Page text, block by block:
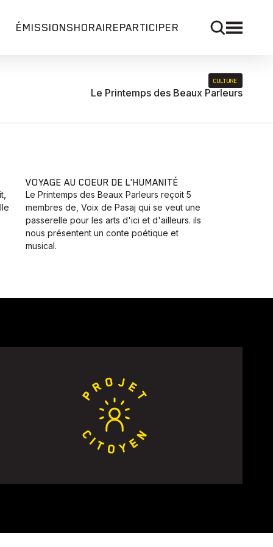
ÉMISSIONSHORAIREPARTICIPER
CULTURE
Le Printemps des Beaux Parleurs
VOYAGE AU COEUR DE L'HUMANITÉ
Le Printemps des Beaux Parleurs reçoit 5
membres de, Voix de Pasaj qui se veut une
passerelle pour les arts d'ici et d'ailleurs. ils
nous présentent un conte poétique et
musical.